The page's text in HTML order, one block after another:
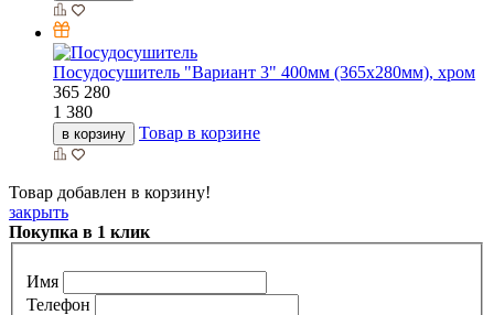
Посудосушитель "Вариант 3" 400мм (365х280мм), хром
365 280
1 380
в корзину Товар в корзине
Товар добавлен в корзину!
закрыть
Покупка в 1 клик
Имя
Телефон